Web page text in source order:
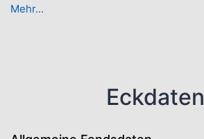
Mehr...
Eckdaten